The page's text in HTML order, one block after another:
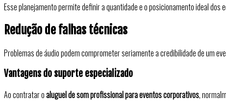
Esse planejamento permite definir a quantidade e o posicionamento ideal
Redução de falhas técnicas
Problemas de áudio podem comprometer seriamente a credibilidade de um
Vantagens do suporte especializado
Ao contratar oaluguel de som profissional para eventos corporativos,